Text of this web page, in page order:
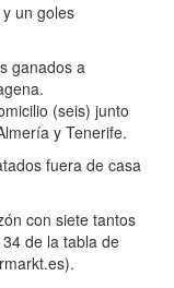
un goles
ganados a
(seis) junto
y Tenerife.
fuera de casa
con siete tantos
de la tabla de